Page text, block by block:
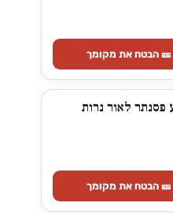
🎫 הבטח את מקומך
🎫 הבטח את מקומך